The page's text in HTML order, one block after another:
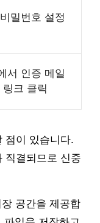
밀번호 설정
서 인증 메일
크 클릭
점이 있습니다.
직결되므로 신중
공간을 제공합